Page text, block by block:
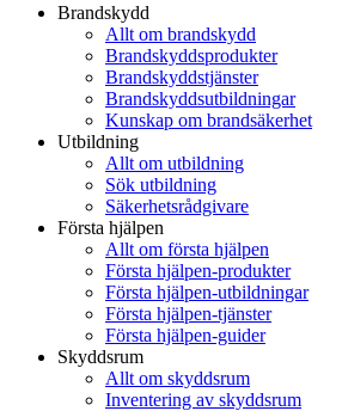
Brandskydd
Allt om brandskydd
Brandskyddsprodukter
Brandskyddstjänster
Brandskyddsutbildningar
Kunskap om brandsäkerhet
Utbildning
Allt om utbildning
Sök utbildning
Säkerhetsrådgivare
Första hjälpen
Allt om första hjälpen
Första hjälpen-produkter
Första hjälpen-utbildningar
Första hjälpen-tjänster
Första hjälpen-guider
Skyddsrum
Allt om skyddsrum
Inventering av skyddsrum